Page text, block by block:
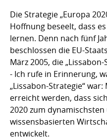
Die Strategie „Europa
Hoffnung beseelt, dass
lernen. Denn nach fünf
beschlossen die EU-
März 2005, die
- Ich rufe in Erinnerung,
„Lissabon-Strategie“
erreicht werden, dass
2020 zum
wissensbasierten
entwickelt.